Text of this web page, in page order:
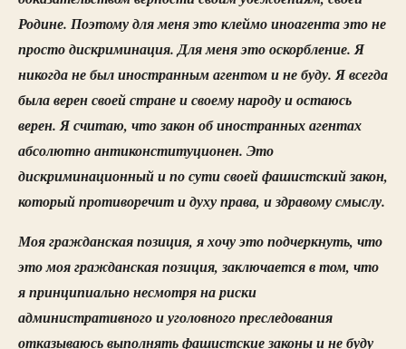
Родине. Поэтому для меня это клеймо иноагента это не
просто дискриминация. Для меня это оскорбление. Я
никогда не был иностранным агентом и не буду. Я всегда
была верен своей стране и своему народу и остаюсь
верен. Я считаю, что закон об иностранных агентах
абсолютно антиконституционен. Это
дискриминационный и по сути своей фашистский закон,
который противоречит и духу права, и здравому смыслу.
Моя гражданская позиция, я хочу это подчеркнуть, что
это моя гражданская позиция, заключается в том, что
я принципиально несмотря на риски
административного и уголовного преследования
отказываюсь выполнять фашистские законы и не буду